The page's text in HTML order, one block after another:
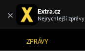
ZPRÁVY
× Extra.cz
Nejrychlejší